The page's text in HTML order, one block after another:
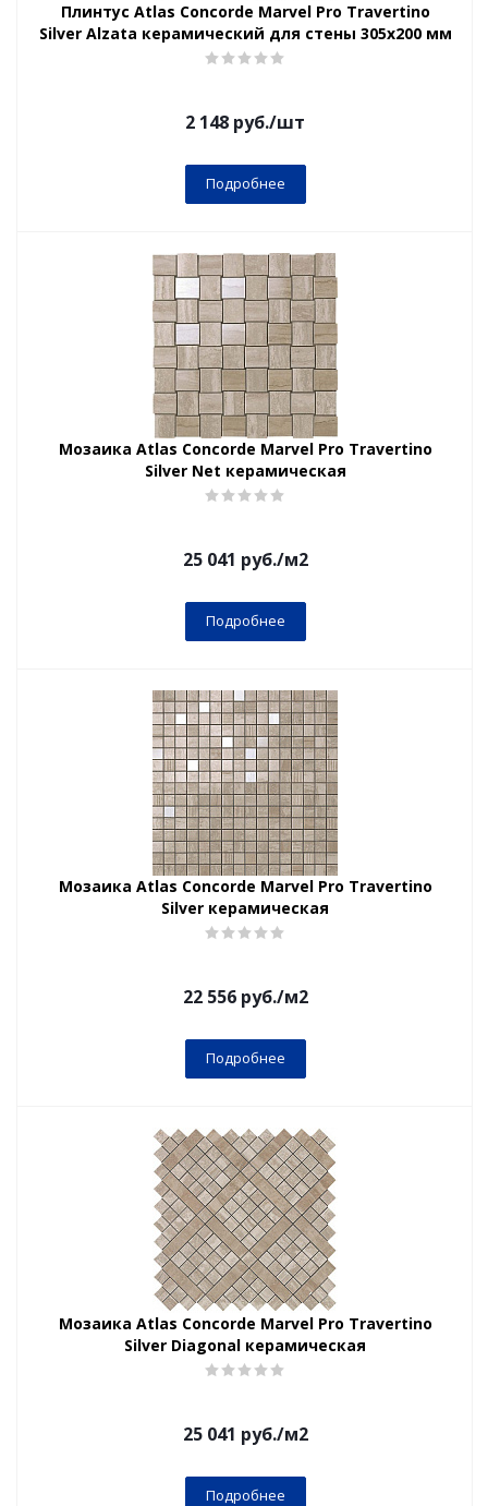
Плинтус Atlas Concorde Marvel Pro Travertino
Silver Alzata керамический для стены 305х200 мм
2 148 руб./шт
Подробнее
Мозаика Atlas Concorde Marvel Pro Travertino
Silver Net керамическая
25 041 руб./м2
Подробнее
Мозаика Atlas Concorde Marvel Pro Travertino
Silver керамическая
22 556руб./м2
Подробнее
Мозаика Atlas Concorde Marvel Pro Travertino
Silver Diagonal керамическая
25 041 руб./м2
Подробнее